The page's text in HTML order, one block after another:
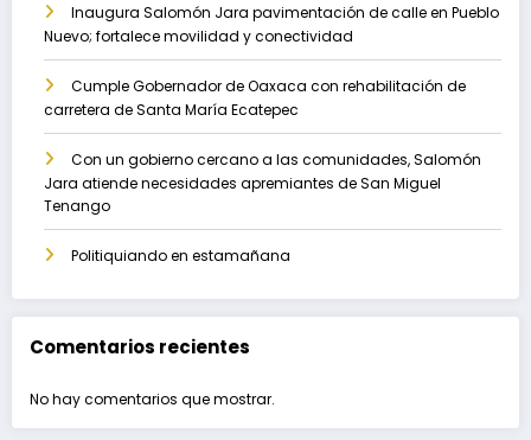
Inaugura Salomón Jara pavimentación de calle en Pueblo
Nuevo; fortalece movilidad y conectividad
Cumple Gobernador de Oaxaca con rehabilitación de
carretera de Santa María Ecatepec
Con un gobierno cercano a las comunidades, Salomón
Jara atiende necesidades apremiantes de San Miguel
Tenango
Politiquiando en estamañana
Comentarios recientes
No hay comentarios que mostrar.